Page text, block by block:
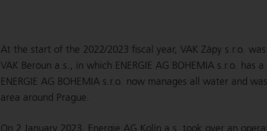
At the start of the 2022/2023 fiscal year, VAK Zápy s.r.o.
VAK Beroun a.s., in which ENERGIE AG BOHEMIA s.r.o. has
ENERGIE AG BOHEMIA s.r.o. now manages all water and
area around Prague.
On 2 January 2023, Energie AG Kolín a.s. took over an